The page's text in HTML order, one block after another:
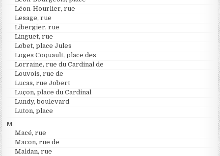
Léon-Hourlier, rue
Lesage, rue
Libergier, rue
Linguet, rue
Lobet, place Jules
Loges Coquault, place des
Lorraine, rue du Cardinal de
Louvois, rue de
Lucas, rue Jobert
Luçon, place du Cardinal
Lundy, boulevard
Luton, place
M
Macé, rue
Macon, rue de
Maldan, rue